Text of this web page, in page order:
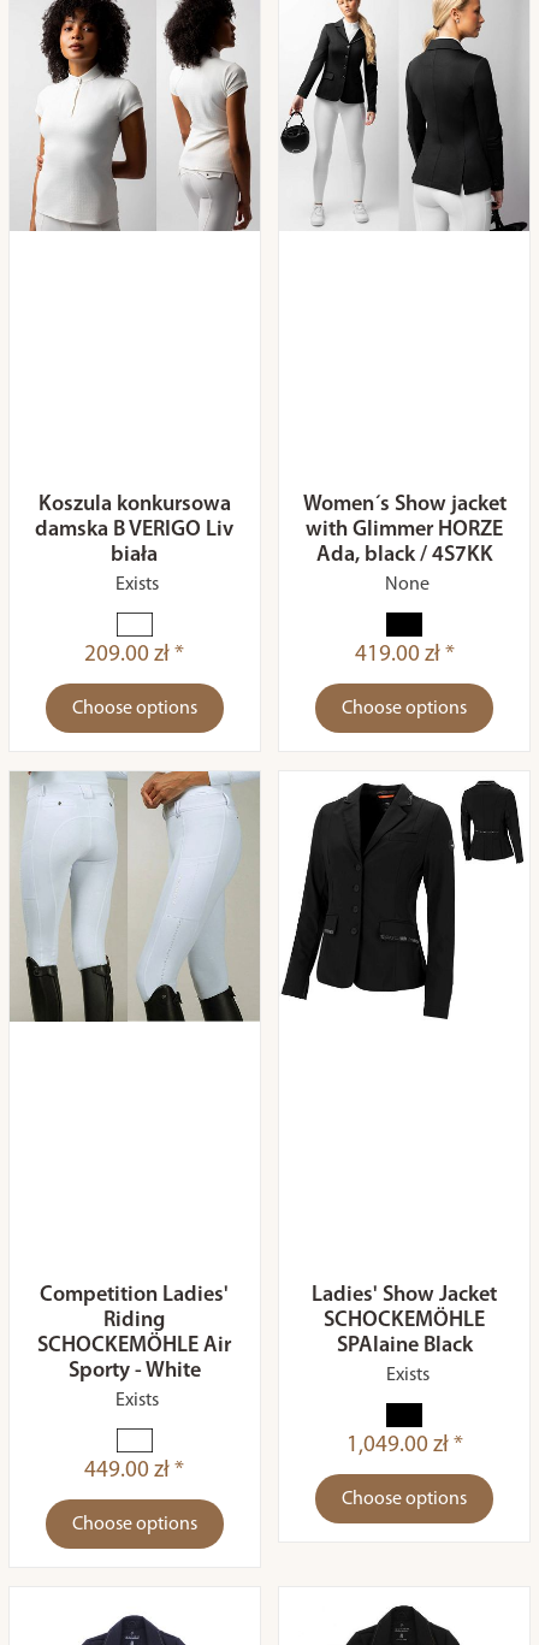
Koszula konkursowa
damska B VERIGO Liv
biała
Exists
209.00 zł *
Choose options
Women´s Show jacket
with Glimmer HORZE
Ada, black / 4S7KK
None
419.00 zł *
Choose options
Competition Ladies'
Riding
SCHOCKEMÖHLE Air
Sporty - White
Exists
449.00 zł *
Choose options
Ladies' Show Jacket
SCHOCKEMÖHLE
SPAlaine Black
Exists
1,049.00 zł *
Choose options